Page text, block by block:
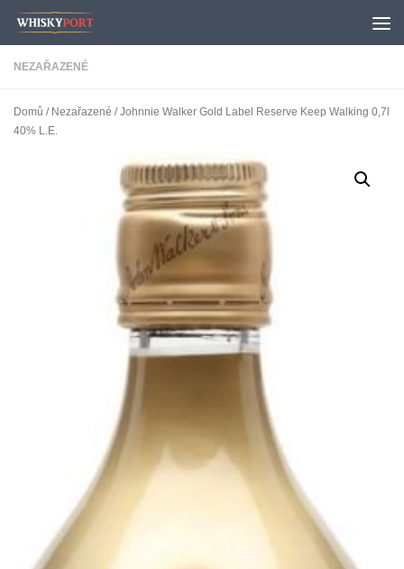
Skip to content
NEZAŘAZENÉ
Domů / Nezařazené / Johnnie Walker Gold Label Reserve Keep Walking 0,7l
40% L.E.